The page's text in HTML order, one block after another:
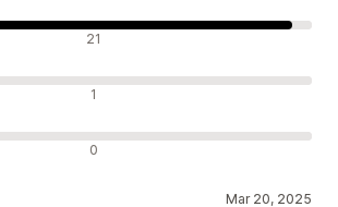
21
1
0
Mar 20, 2025